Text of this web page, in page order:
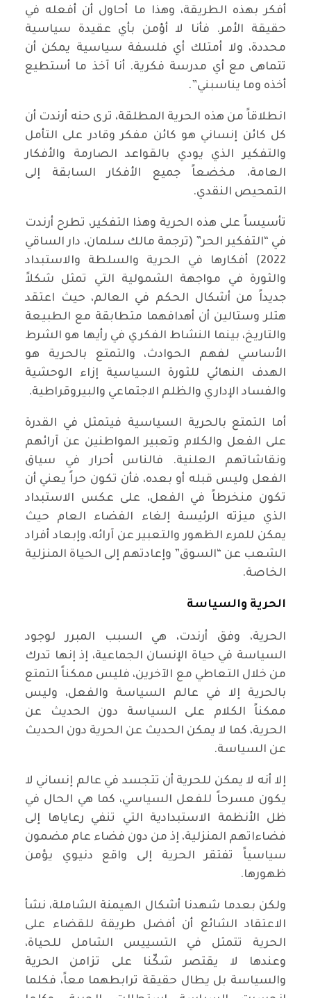
أفكر بهذه الطريقة، وهذا ما أحاول أن أفعله في
حقيقة الأمر. فأنا لا أؤمن بأي عقيدة سياسية
محددة، ولا أمتلك أي فلسفة سياسية يمكن أن
تتماهى مع أي مدرسة فكرية. أنا آخذ ما أستطيع
أخذه وما يناسبني”.
انطلاقاً من هذه الحرية المطلقة، ترى حنه أرندت أن
كل كائن إنساني هو كائن مفكر وقادر على التأمل
والتفكير الذي يودي بالقواعد الصارمة والأفكار
العامة، مخضعاً جميع الأفكار السابقة إلى
التمحيص النقدي.
تأسيساً على هذه الحرية وهذا التفكير، تطرح أرندت
في “التفكير الحر” (ترجمة مالك سلمان، دار الساقي
2022) أفكارها في الحرية والسلطة والاستبداد
والثورة في مواجهة الشمولية التي تمثل شكلاً
جديداً من أشكال الحكم في العالم، حيث اعتقد
هتلر وستالين أن أهدافهما متطابقة مع الطبيعة
والتاريخ، بينما النشاط الفكري في رأيها هو الشرط
الأساسي لفهم الحوادث، والتمتع بالحرية هو
الهدف النهائي للثورة السياسية إزاء الوحشية
والفساد الإداري والظلم الاجتماعي والبيروقراطية.
أما التمتع بالحرية السياسية فيتمثل في القدرة
على الفعل والكلام وتعبير المواطنين عن آرائهم
ونقاشاتهم العلنية. فالناس أحرار في سياق
الفعل وليس قبله أو بعده، فأن تكون حراً يعني أن
تكون منخرطاً في الفعل، على عكس الاستبداد
الذي ميزته الرئيسة إلغاء الفضاء العام حيث
يمكن للمرء الظهور والتعبير عن آرائه، وإبعاد أفراد
الشعب عن “السوق” وإعادتهم إلى الحياة المنزلية
الخاصة.
الحرية والسياسة
الحرية، وفق أرندت، هي السبب المبرر لوجود
السياسة في حياة الإنسان الجماعية، إذ إنها تدرك
من خلال التعاطي مع الآخرين، فليس ممكناً التمتع
بالحرية إلا في عالم السياسة والفعل، وليس
ممكناً الكلام على السياسة دون الحديث عن
الحرية، كما لا يمكن الحديث عن الحرية دون الحديث
عن السياسة.
إلا أنه لا يمكن للحرية أن تتجسد في عالم إنساني لا
يكون مسرحاً للفعل السياسي، كما هي الحال في
ظل الأنظمة الاستبدادية التي تنفي رعاياها إلى
فضاءاتهم المنزلية، إذ من دون فضاء عام مضمون
سياسياً تفتقر الحرية إلى واقع دنيوي يؤمن
ظهورها.
ولكن بعدما شهدنا أشكال الهيمنة الشاملة، نشأ
الاعتقاد الشائع أن أفضل طريقة للقضاء على
الحرية تتمثل في التسييس الشامل للحياة،
وعندها لا يقتصر شكّنا على تزامن الحرية
والسياسة بل يطال حقيقة ترابطهما معاً، فكلما